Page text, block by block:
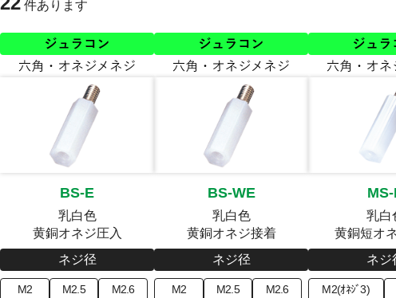
件あります
BS-E
乳白色
黄銅オネジ圧入
ネジ径
M2 M2.5
M2.6
BS-WE
乳白色
黄銅オネジ接着
ネジ径
M2 M2.5
M2.6
乳白
黄銅短オ
ネジ
M2(ｵﾈｼﾞ3)